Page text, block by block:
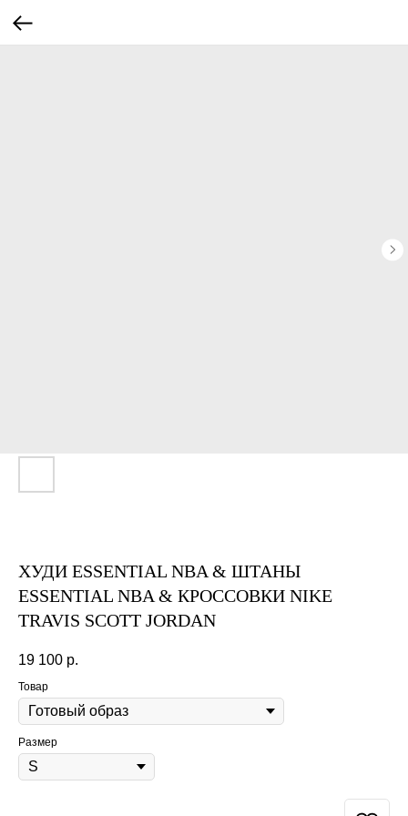
ХУДИ ESSENTIAL NBA & ШТАНЫ
ESSENTIAL NBA & КРОССОВКИ NIKE
TRAVIS SCOTT JORDAN
19 100 р.
Товар
Размер